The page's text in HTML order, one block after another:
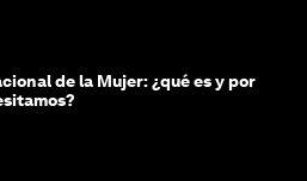
de la Mujer: ¿qué es y por